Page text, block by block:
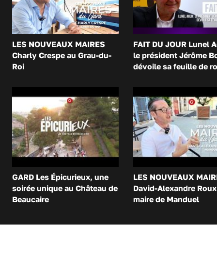
LES NOUVEAUX MAIRES
Charly Crespe au Grau-du-
Roi
FAIT DU JOUR Lunel
le président Jérôme
dévoile sa feuille de
GARD Les Épicurieux, une
soirée unique au Château de
Beaucaire
LES NOUVEAUX
David-Alexandre
maire de Manduel